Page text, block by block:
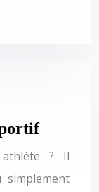
? Il
simplement